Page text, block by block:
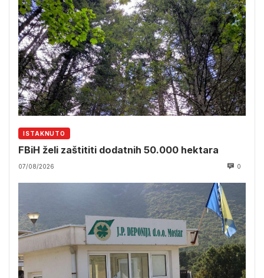
ISTAKNUTO
FBiH želi zaštititi dodatnih 50.000 hektara
07/08/2026 0